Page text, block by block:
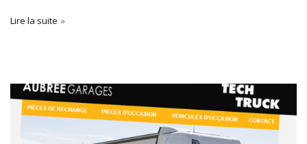
Lire la suite